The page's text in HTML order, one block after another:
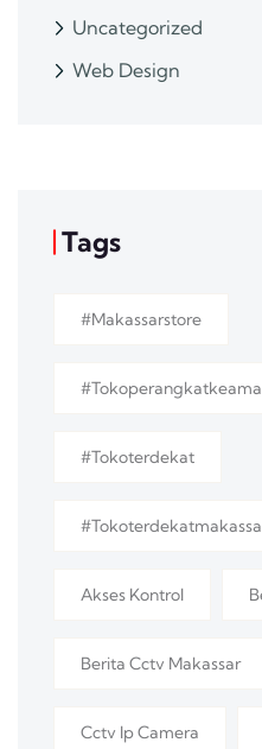
Uncategorized
Web Design
Tags
#makassarstore
#tokoterdekat
Akses Kontrol
Berita Cctv Makassar
Cctv Ip Camera